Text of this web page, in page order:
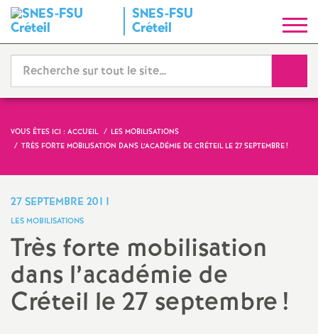
SNES-FSU
Créteil
y
n
d
i
a
N
VOUS ÊTES ICI : ACCUEIL
LES MOBILISATIONS
TRÈS FORTE MOBILISATION DANS L’ACADÉMIE DE CRÉTEIL LE 27 SEPTEMBRE!
27 SEPTEMBRE 2011
LES MOBILISATIONS
Très forte mobilisation
dans l’académie de
Créteil le 27 septembre!